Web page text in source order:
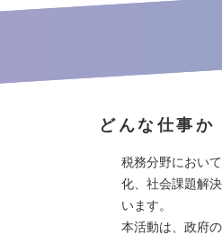
どんな仕事か
税務分野におい
化、社会課題解
います。
本活動は、政府